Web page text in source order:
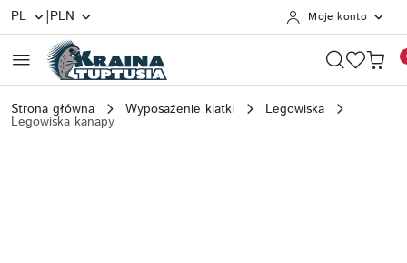
Przejdź do treści głównej
Przejdź do wyszukiwarki
Przejdź do moje konto
Przejdź do menu głównego
Przejdź do opisu produktu
Przejdź do stopki
PL |PLN Moje konto
Strona główna Wyposażenie klatki Legowiska
Legowiska kanapy